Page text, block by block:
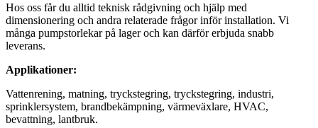
Hos oss får du alltid teknisk rådgivning och hjälp med
dimensionering och andra relaterade frågor inför installation. Vi
många pumpstorlekar på lager och kan därför erbjuda snabb
leverans.
Applikationer:
Vattenrening, matning, tryckstegring, tryckstegring, industri,
sprinklersystem, brandbekämpning, värmeväxlare, HVAC,
bevattning, lantbruk.